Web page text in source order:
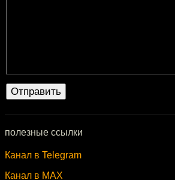
полезные ссылки
Канал в Telegram
Канал в MAX